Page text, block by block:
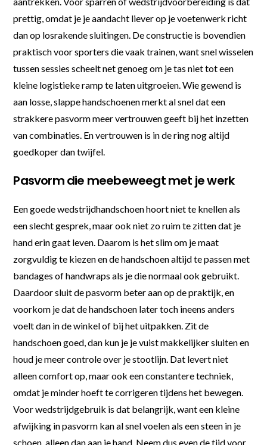
prettig, omdat je je aandacht liever op je voetenwerk richt
dan op losrakende sluitingen. De constructie is bovendien
praktisch voor sporters die vaak trainen, want snel wisselen
tussen sessies scheelt net genoeg om je tas niet tot een
kleine logistieke ramp te laten uitgroeien. Wie gewend is
aan losse, slappe handschoenen merkt al snel dat een
strakkere pasvorm meer vertrouwen geeft bij het inzetten
van combinaties. En vertrouwen is in de ring nog altijd
goedkoper dan twijfel.
Pasvorm die meebeweegt met je werk
Een goede wedstrijdhandschoen hoort niet te knellen als
een slecht gesprek, maar ook niet zo ruim te zitten dat je
hand erin gaat leven. Daarom is het slim om je maat
zorgvuldig te kiezen en de handschoen altijd te passen met
bandages of handwraps als je die normaal ook gebruikt.
Daardoor sluit de pasvorm beter aan op de praktijk, en
voorkom je dat de handschoen later toch ineens anders
voelt dan in de winkel of bij het uitpakken. Zit de
handschoen goed, dan kun je je vuist makkelijker sluiten en
houd je meer controle over je stootlijn. Dat levert niet
alleen comfort op, maar ook een constantere techniek,
omdat je minder hoeft te corrigeren tijdens het bewegen.
Voor wedstrijdgebruik is dat belangrijk, want een kleine
afwijking in pasvorm kan al snel voelen als een steen in je
schoen, alleen dan aan je hand. Neem dus even de tijd voor